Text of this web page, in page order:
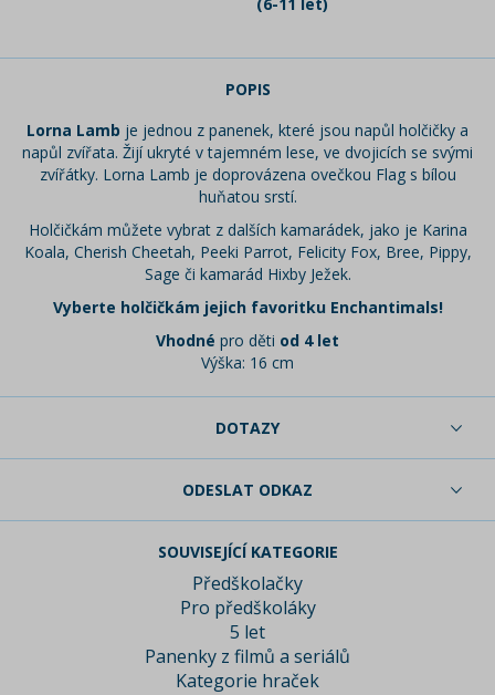
POPIS
Lorna Lamb je jednou z panenek, které jsou napůl holčičky a
napůl zvířata. Žijí ukryté v tajemném lese, ve dvojicích se svými
zvířátky. Lorna Lamb je doprovázena ovečkou Flag s bílou
huňatou srstí.
Holčičkám můžete vybrat z dalších kamarádek, jako je Karina
Koala, Cherish Cheetah, Peeki Parrot, Felicity Fox, Bree, Pippy,
Sage či kamarád Hixby Ježek.
Vyberte holčičkám jejich favoritku Enchantimals!
Vhodné pro děti od 4 let
Výška: 16 cm
DOTAZY
ODESLAT ODKAZ
SOUVISEJÍCÍ KATEGORIE
Předškolačky
Pro předškoláky
5 let
Panenky z filmů a seriálů
Kategorie hraček